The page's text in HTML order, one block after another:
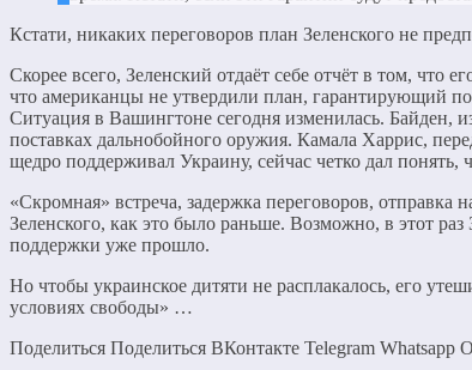
Кстати, никаких переговоров план Зеленского не
Скорее всего, Зеленский отдаёт себе отчёт в том,
что американцы не утвердили план, гарантирующий
Ситуация в Вашингтоне сегодня изменилась. Байден,
поставках дальнобойного оружия. Камала Харрис,
щедро поддерживал Украину, сейчас четко дал
«Скромная» встреча, задержка переговоров,
Зеленского, как это было раньше. Возможно, в этот
поддержки уже прошло.
Но чтобы украинское дитяти не расплакалось, его
условиях свободы» …
Поделиться Поделиться ВКонтакте Telegram Whatsapp